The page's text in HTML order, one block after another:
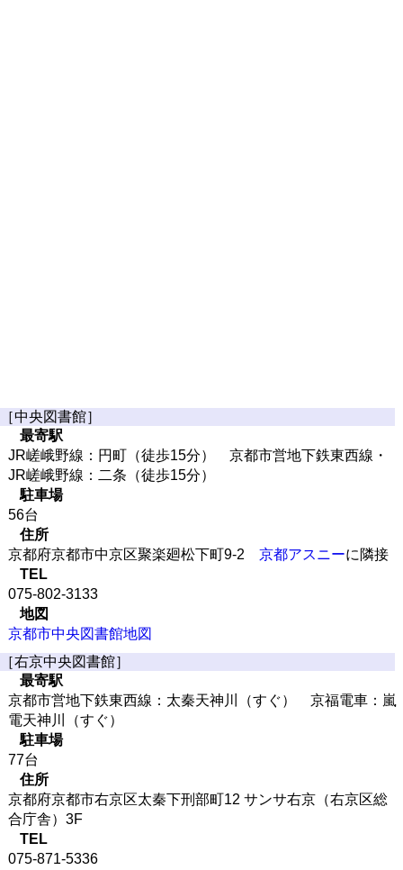
［中央図書館］
最寄駅
JR嵯峨野線：円町（徒歩15分） 京都市営地下鉄東西線・
JR嵯峨野線：二条（徒歩15分）
駐車場
56台
住所
京都府京都市中京区聚楽廻松下町9-2 京都アスニーに隣接
TEL
075-802-3133
地図
京都市中央図書館地図
［右京中央図書館］
最寄駅
京都市営地下鉄東西線：太秦天神川（すぐ） 京福電車：嵐
電天神川（すぐ）
駐車場
77台
住所
京都府京都市右京区太秦下刑部町12 サンサ右京（右京区総
合庁舎）3F
TEL
075-871-5336